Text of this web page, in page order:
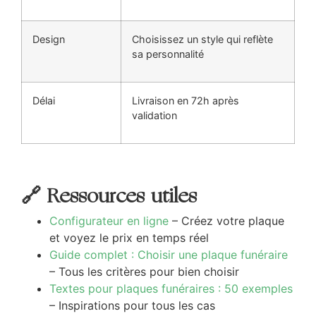
Design
Choisissez un style qui reflète
sa personnalité
Délai
Livraison en 72h après
validation
🔗 Ressources utiles
Configurateur en ligne – Créez votre plaque
et voyez le prix en temps réel
Guide complet : Choisir une plaque funéraire
– Tous les critères pour bien choisir
Textes pour plaques funéraires : 50 exemples
– Inspirations pour tous les cas